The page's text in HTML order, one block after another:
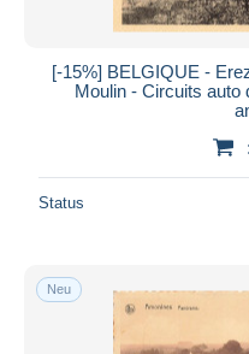
[-15%] BELGIQUE -
Moulin - Circuits auto
Status
Neu